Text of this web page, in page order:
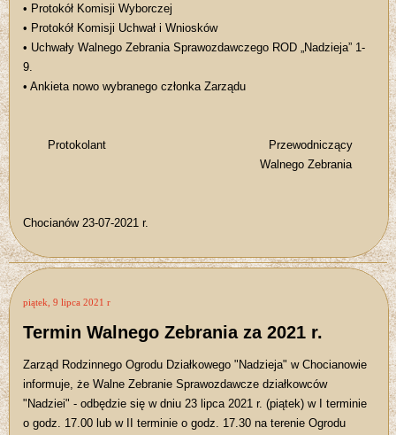
• Protokół Komisji Wyborczej
• Protokół Komisji Uchwał i Wniosków
• Uchwały Walnego Zebrania Sprawozdawczego ROD „Nadzieja” 1-
9.
• Ankieta nowo wybranego członka Zarządu
Protokolant Przewodniczący
Walnego Zebrania
Chocianów 23-07-2021 r.
piątek, 9 lipca 2021 r
Termin Walnego Zebrania za 2021 r.
Zarząd Rodzinnego Ogrodu Działkowego "Nadzieja" w Chocianowie
informuje, że Walne Zebranie Sprawozdawcze działkowców
"Nadziei" - odbędzie się w dniu 23 lipca 2021 r. (piątek) w I terminie
o godz. 17.00 lub w II terminie o godz. 17.30 na terenie Ogrodu